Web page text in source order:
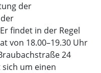
der
findet in der Regel
von 18.00–19.30 Uhr
24
um einen